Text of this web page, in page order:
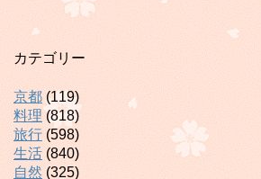
カテゴリー
京都(119)
料理 (818)
旅行 (598)
生活 (840)
自然 (325)